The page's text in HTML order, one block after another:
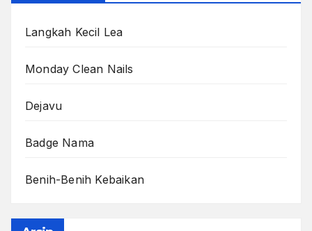
Langkah Kecil Lea
Monday Clean Nails
Dejavu
Badge Nama
Benih-Benih Kebaikan